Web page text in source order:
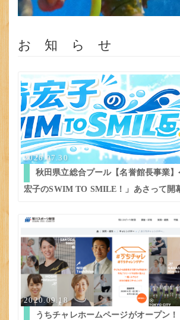
お 知 ら せ
2026.07.30
秋田県立総合プール【名誉館長事業
宏子のSWIM TO SMILE！」あさって開
2020.09.18
うちチャレホームページがオープン！